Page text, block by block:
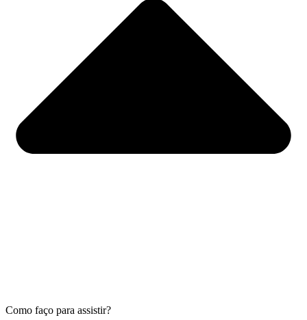
Como faço para assistir?